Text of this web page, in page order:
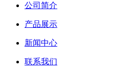
公司简介
产品展示
新闻中心
联系我们